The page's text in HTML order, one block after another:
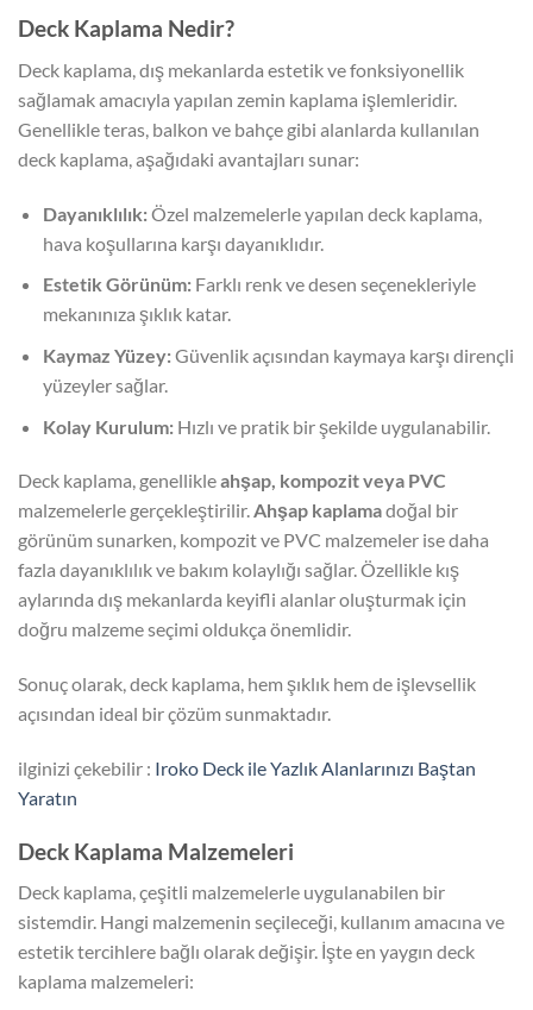
Deck Kaplama Nedir?
Deck kaplama, dış mekanlarda estetik ve fonksiyonellik
sağlamak amacıyla yapılan zemin kaplama işlemleridir.
Genellikle teras, balkon ve bahçe gibi alanlarda kullanılan
deck kaplama, aşağıdaki avantajları sunar:
Dayanıklılık:Özel malzemelerle yapılan deck kaplama,
hava koşullarına karşı dayanıklıdır.
Estetik Görünüm:Farklı renk ve desen seçenekleriyle
mekanınıza şıklık katar.
Kaymaz Yüzey:Güvenlik açısından kaymaya karşı dirençli
yüzeyler sağlar.
Kolay Kurulum:Hızlı ve pratik bir şekilde uygulanabilir.
Deck kaplama, genellikleahşap, kompozit veya PVC
malzemelerle gerçekleştirilir.Ahşap kaplamadoğal bir
görünüm sunarken, kompozit ve PVC malzemeler ise daha
fazla dayanıklılık ve bakım kolaylığı sağlar. Özellikle kış
aylarında dış mekanlarda keyifli alanlar oluşturmak için
doğru malzeme seçimi oldukça önemlidir.
Sonuç olarak, deck kaplama, hem şıklık hem de işlevsellik
açısından ideal bir çözüm sunmaktadır.
ilginizi çekebilir : Iroko Deck ile Yazlık Alanlarınızı Baştan
Yaratın
Deck Kaplama Malzemeleri
Deck kaplama, çeşitli malzemelerle uygulanabilen bir
sistemdir. Hangi malzemenin seçileceği, kullanım amacına ve
estetik tercihlere bağlı olarak değişir. İşte en yaygın deck
kaplama malzemeleri: